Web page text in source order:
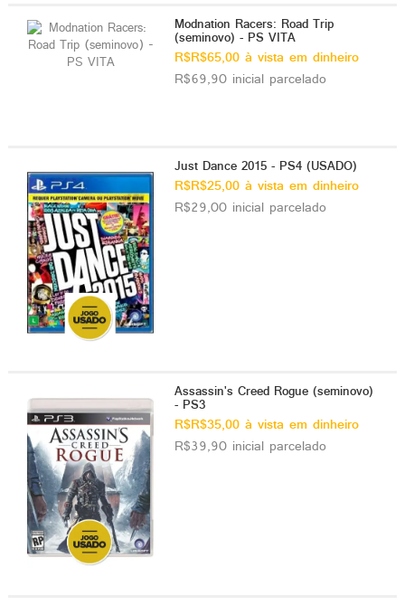
Modnation Racers: Road Trip
(seminovo) - PS VITA
R$R$65,00 à vista em dinheiro
R$69,90 inicial parcelado
Just Dance 2015 - PS4 (USADO)
R$R$25,00 à vista em dinheiro
R$29,00 inicial parcelado
Assassin's Creed Rogue (seminovo)
- PS3
R$R$35,00 à vista em dinheiro
R$39,90 inicial parcelado